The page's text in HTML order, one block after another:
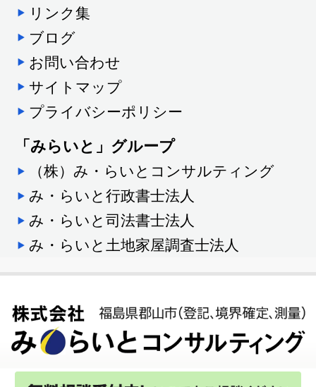
リンク集
ブログ
お問い合わせ
サイトマップ
プライバシーポリシー
「みらいと」グループ
（株）み・らいとコンサルティング
み・らいと行政書士法人
み・らいと司法書士法人
み・らいと土地家屋調査士法人